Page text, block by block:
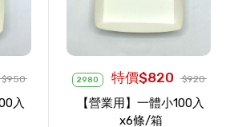
$950
入
2980 特價$820 $920
【營業用】一體小100入
x6條/箱